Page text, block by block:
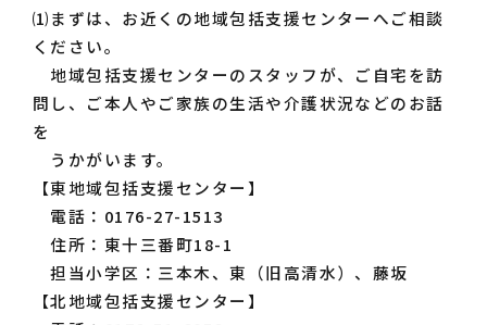
⑴まずは、お近くの地域包括支援センターへご相談
ください。
地域包括支援センターのスタッフが、ご自宅を訪
問し、ご本人やご家族の生活や介護状況などのお話
を
うかがいます。
【東地域包括支援センター】
電話：0176-27-1513
住所：東十三番町18-1
担当小学区：三本木、東（旧高清水）、藤坂
【北地域包括支援センター】